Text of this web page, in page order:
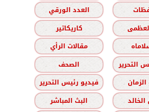
العدد الورقي
كاريكاتير
مقالات الرأي
التحرير
الصحف
فيديو رئيس التحرير
الخالد
البث المباشر